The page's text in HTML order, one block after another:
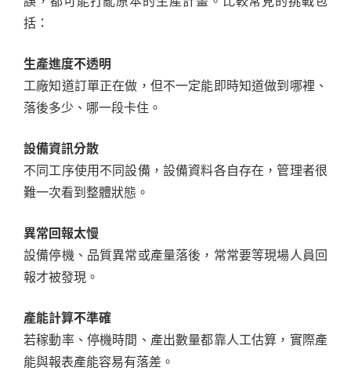
括：
生產進度不透明
工廠知道訂單正在做，但不一定能即時知道做到哪裡、
落後多少、哪一段卡住。
設備資訊分散
不同工序使用不同設備，設備資料各自存在，管理者很
難一次看到整體狀態。
異常回報太慢
設備停機、品質異常或產量落後，常常要等現場人員回
報才被發現。
產能計算不準確
若稼動率、停機時間、產出數量都靠人工估算，實際產
能與報表產能容易有落差。